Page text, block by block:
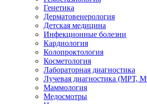
Генетика
Дерматовенерология
Детская медицина
Инфекционные болезни
Кардиология
Колопроктология
Косметология
Лабораторная диагностика
Лучевая диагностика (МРТ,
Маммология
Медосмотры